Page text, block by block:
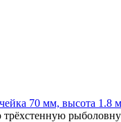
70 мм, высота